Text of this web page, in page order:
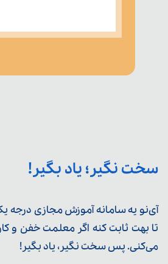
سخت نگیر؛ یاد بگیر!
آی‌نو یه سامانه آموزش مجازی درجه
تا بهت ثابت کنه اگر معلمت خفن و
می‌کنی. پس سخت نگیر، یاد بگیر!